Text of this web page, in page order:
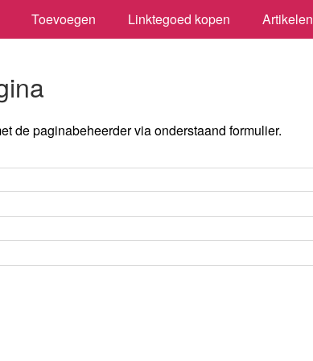
Toevoegen Linktegoed kopen Artikelen
de paginabeheerder via onderstaand formulier.